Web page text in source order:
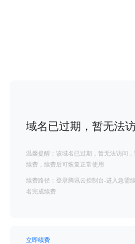
域名已过期，暂无法
温馨提醒：该域名已过期，暂无法访问
续费，续费后可恢复正常使用
续费路径：登录腾讯云控制台-进入急需
名完成续费
立即续费